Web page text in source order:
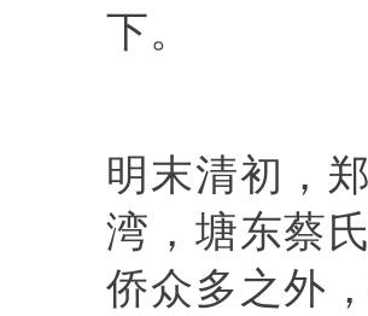
下。
明末清初，
湾，塘东蔡
侨众多之外